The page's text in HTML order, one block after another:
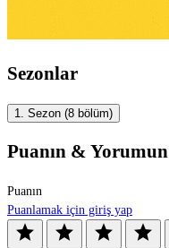
Sezonlar
1. Sezon (8 bölüm)
Puanın & Yorumun
Puanın
Puanlamak için giriş yap
star star star star